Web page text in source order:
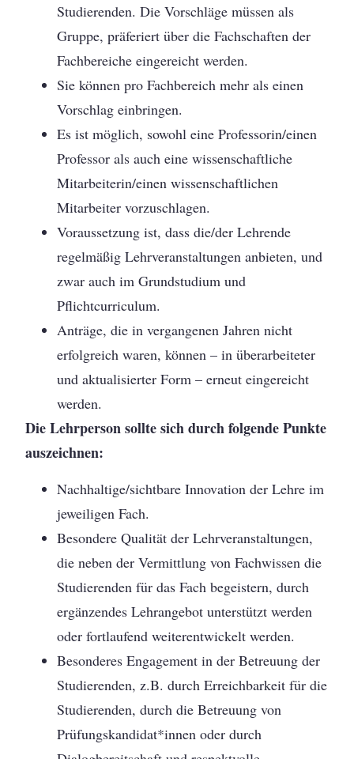
Studierenden. Die Vorschläge müssen als
Gruppe, präferiert über die Fachschaften der
Fachbereiche eingereicht werden.
Sie können pro Fachbereich mehr als einen
Vorschlag einbringen.
Es ist möglich, sowohl eine Professorin/einen
Professor als auch eine wissenschaftliche
Mitarbeiterin/einen wissenschaftlichen
Mitarbeiter vorzuschlagen.
Voraussetzung ist, dass die/der Lehrende
regelmäßig Lehrveranstaltungen anbieten, und
zwar auch im Grundstudium und
Pflichtcurriculum.
Anträge, die in vergangenen Jahren nicht
erfolgreich waren, können – in überarbeiteter
und aktualisierter Form – erneut eingereicht
werden.
Die Lehrperson sollte sich durch folgende Punkte
auszeichnen:
Nachhaltige/sichtbare Innovation der Lehre im
jeweiligen Fach.
Besondere Qualität der Lehrveranstaltungen,
die neben der Vermittlung von Fachwissen die
Studierenden für das Fach begeistern, durch
ergänzendes Lehrangebot unterstützt werden
oder fortlaufend weiterentwickelt werden.
Besonderes Engagement in der Betreuung der
Studierenden, z.B. durch Erreichbarkeit für die
Studierenden, durch die Betreuung von
Prüfungskandidat*innen oder durch